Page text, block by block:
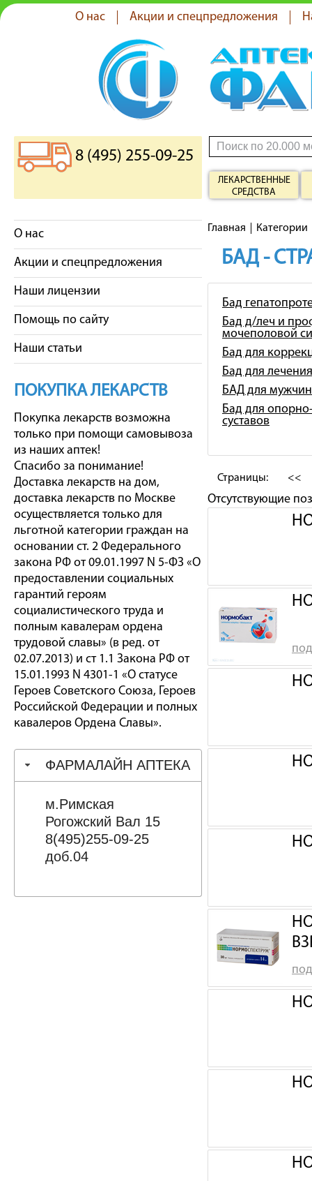
О нас Акции и спецпредложения
8 (495) 255-09-25
ЛЕКАРСТВЕННЫЕ
СРЕДСТВА
О нас
Акции и спецпредложения
Наши лицензии
Помощь по сайту
Наши статьи
ПОКУПКА ЛЕКАРСТВ
Покупка лекарств возможна
только при помощи самовывоза
из наших аптек!
Спасибо за понимание!
Доставка лекарств на дом,
доставка лекарств по Москве
осуществляется только для
льготной категории граждан на
основании ст. 2 Федерального
закона РФ от 09.01.1997 N 5-ФЗ «О
предоставлении социальных
гарантий героям
социалистического труда и
полным кавалерам ордена
трудовой славы» (в ред. от
02.07.2013) и ст 1.1 Закона РФ от
15.01.1993 N 4301-1 «О статусе
Героев Советского Союза, Героев
Российской Федерации и полных
кавалеров Ордена Славы».
ФАРМАЛАЙН АПТЕКА
м.Римская
Рогожский Вал 15
8(495)255-09-25
доб.04
Главная Категории
БАД -
Бад
Бад д/леч и
мочеполовой
Бад для
Бад для
БАД для мужчин
Бад для
суставов
Страницы: <<
Отсутствующие